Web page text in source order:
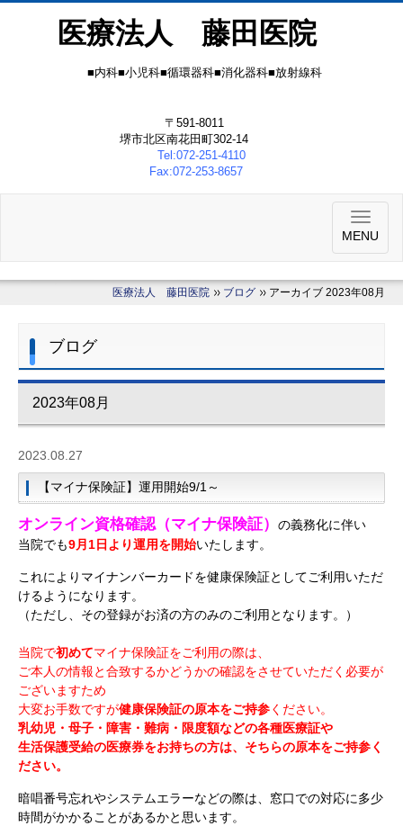
医療法人 藤田医院
■内科■小児科■循環器科■消化器科■放射線科
〒591-8011
堺市北区南花田町302-14
Tel:072-251-4110
Fax:072-253-8657
MENU
医療法人 藤田医院 ブログ アーカイブ 2023年08月
ブログ
2023年08月
2023.08.27
【マイナ保険証】運用開始9/1～
オンライン資格確認（マイナ保険証） の義務化に伴い
当院でも9月1日より運用を開始いたします。
これによりマイナンバーカードを健康保険証としてご利用いただ
けるようになります。
（ただし、その登録がお済の方のみのご利用となります。）
当院で初めてマイナ保険証をご利用の際は、
ご本人の情報と合致するかどうかの確認をさせていただく必要が
ございますため
大変お手数ですが健康保険証の原本をご持参ください。
乳幼児・母子・障害・難病・限度額などの各種医療証や
生活保護受給の医療券をお持ちの方は、そちらの原本をご持参く
ださい。
暗唱番号忘れやシステムエラーなどの際は、窓口での対応に多少
時間がかかることがあるかと思います。